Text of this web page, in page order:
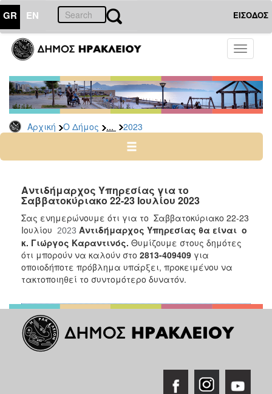
GR EN ΕΙΣΟΔΟΣ
Toggle
Αρχική Ο Δήμος ... 2023
ΔΗΜΟΣ
Δελτία
Τύπου
Αρχείο
2026
2024
2022
2021
2020
2019
2018
2016
2015
2013
Αντιδήμαρχος Υπηρεσίας για το
Σαββατοκύριακο 22-23 Ιουλίου 2023
Σας ενημερώνουμε ότι για το Σαββατοκύριακο 22-23
Ιουλίου
2023 Αντιδήμαρχος Υπηρεσίας θα είναι ο
κ. Γιώργος Καραντινός. Θυμίζουμε στους δημότες
ότι μπορούν να καλούν στο 2813-409409 για
οποιοδήποτε πρόβλημα υπάρξει, προκειμένου να
τακτοποιηθεί το συντομότερο δυνατόν.